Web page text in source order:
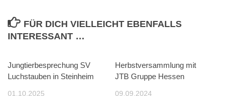
FÜR DICH VIELLEICHT EBENFALLS
INTERESSANT …
Jungtierbesprechung SV
Luchstauben in Steinheim
01.10.2025
Herbstversammlung mit
JTB Gruppe Hessen
09.09.2024